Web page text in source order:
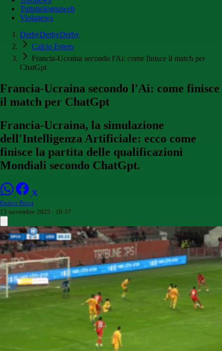
Tuttobolognaweb
Violanews
DerbyDerbyDerby
Calcio Estero
Francia-Ucraina secondo l'Ai: come finisce il match per
ChatGpt
Francia-Ucraina secondo l'Ai: come finisce
il match per ChatGpt
Francia-Ucraina, la simulazione
dell'Intelligenza Artificiale: ecco come
finisce la partita delle qualificazioni
Mondiali secondo ChatGpt.
Enrico Pecci
13 novembre 2025 - 10:57